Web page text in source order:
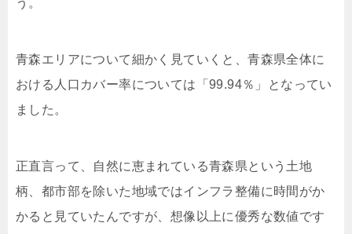
う。
青森エリアについて細かく見ていくと、青森県全体に
おける人口カバー率については「99.94％」となってい
ました。
正直言って、自然に恵まれている青森県という土地
柄、都市部を除いた地域ではインフラ整備に時間がか
かると見ていたんですが、想像以上に優秀な数値です